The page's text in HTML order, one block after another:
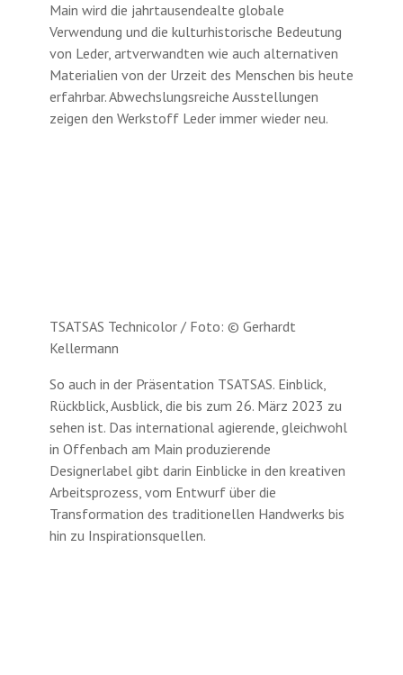
Main wird die jahrtausendealte globale
Verwendung und die kulturhistorische Bedeutung
von Leder, artverwandten wie auch alternativen
Materialien von der Urzeit des Menschen bis heute
erfahrbar. Abwechslungsreiche Ausstellungen
zeigen den Werkstoff Leder immer wieder neu.
TSATSAS Technicolor / Foto: © Gerhardt
Kellermann
So auch in der Präsentation TSATSAS. Einblick,
Rückblick, Ausblick, die bis zum 26. März 2023 zu
sehen ist. Das international agierende, gleichwohl
in Offenbach am Main produzierende
Designerlabel gibt darin Einblicke in den kreativen
Arbeitsprozess, vom Entwurf über die
Transformation des traditionellen Handwerks bis
hin zu Inspirationsquellen.